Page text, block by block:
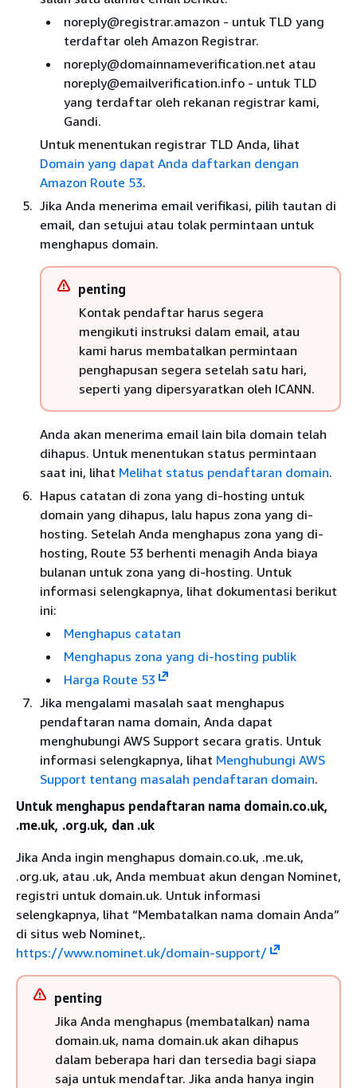
noreply@registrar.amazon - untuk TLD yang
terdaftar oleh Amazon Registrar.
noreply@domainnameverification.net atau
noreply@emailverification.info - untuk TLD
yang terdaftar oleh rekanan registrar kami,
Gandi.
Untuk menentukan registrar TLD Anda, lihat
Domain yang dapat Anda daftarkan dengan
Amazon Route 53.
Jika Anda menerima email verifikasi, pilih tautan di
email, dan setujui atau tolak permintaan untuk
menghapus domain.
penting
Kontak pendaftar harus segera
mengikuti instruksi dalam email, atau
kami harus membatalkan permintaan
penghapusan segera setelah satu hari,
seperti yang dipersyaratkan oleh ICANN.
Anda akan menerima email lain bila domain telah
dihapus. Untuk menentukan status permintaan
saat ini, lihat Melihat status pendaftaran domain.
Hapus catatan di zona yang di-hosting untuk
domain yang dihapus, lalu hapus zona yang di-
hosting. Setelah Anda menghapus zona yang di-
hosting, Route 53 berhenti menagih Anda biaya
bulanan untuk zona yang di-hosting. Untuk
informasi selengkapnya, lihat dokumentasi berikut
ini:
Menghapus catatan
Menghapus zona yang di-hosting publik
Harga Route 53
Jika mengalami masalah saat menghapus
pendaftaran nama domain, Anda dapat
menghubungi AWS Support secara gratis. Untuk
informasi selengkapnya, lihat Menghubungi AWS
Support tentang masalah pendaftaran domain.
Untuk menghapus pendaftaran nama domain.co.uk,
.me.uk, .org.uk, dan .uk
Jika Anda ingin menghapus domain.co.uk, .me.uk,
.org.uk, atau .uk, Anda membuat akun dengan Nominet,
registri untuk domain.uk. Untuk informasi
selengkapnya, lihat “Membatalkan nama domain Anda”
di situs web Nominet,.
https://www.nominet.uk/domain-support/
penting
Jika Anda menghapus (membatalkan) nama
domain.uk, nama domain.uk akan dihapus
dalam beberapa hari dan tersedia bagi siapa
saja untuk mendaftar. Jika anda hanya ingin